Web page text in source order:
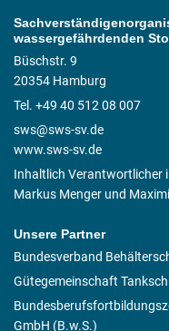
wassergefährdenden
Büschstr. 9
20354 Hamburg
Tel. +49 40 512 08 007
sws@sws-sv.de
www.sws-sv.de
Inhaltlich Verantwortlicher
Markus Menger und
Unsere Partner
Bundesverband
Gütegemeinschaft
GmbH (B.w.S.)